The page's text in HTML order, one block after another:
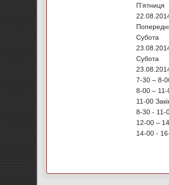
П’ятниця
Субота
Субота
7-30 – 8-
8-00 – 11-
11-00
8-30 - 11-
12-00 –
14-00 -